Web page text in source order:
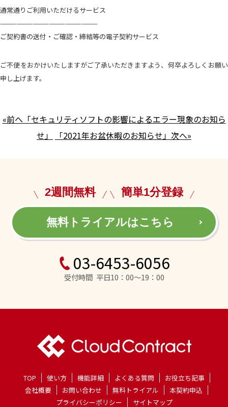
通常通りご利用いただけるサービス
——————————————————
ご契約書の送付・ご確認・締結等の電子契約サービス
ご不便をおかけいたしますがご了承いただきますよう、何卒よろしくお願い
申し上げます。
«前へ「セキュリティソフトの影響によるエラー現象のお知ら
せ」
「2021年お盆休暇のお知らせ」次へ»
2週間無料 簡単1分登録
無料トライアルはこちら
03-6453-6056
受付時間 平日10：00～19：00
TOP 使い方 機能詳細 よくある質問
お役立ち記事
会社概要
お問い合わせ 無料トライアル
本契約申込
プライバシーポリシー
サイトマップ